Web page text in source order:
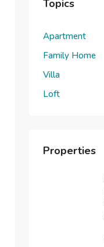
Topics
Apartment
Family Home
Villa
Loft
Properties